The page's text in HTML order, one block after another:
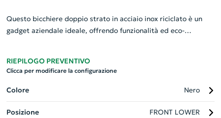
Questo bicchiere doppio strato in acciaio inox riciclato è un
gadget aziendale ideale, offrendo funzionalità ed eco-
verde. Dotato di un isolamento sottovuoto, mantiene le
PP, dotato di un pratico foro per bere, garantisce un uso
comodo e senza problemi. Con questa elegante e sostenibile
soluzione di bere, il tuo marchio sarà sempre in vista.
RIEPILOGO PREVENTIVO
Clicca per modificare la configurazione
Colore Nero
Posizione FRONT LOWER